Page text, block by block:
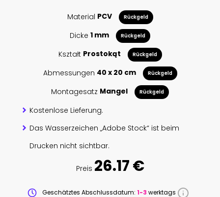
Material PCV Rückgeld
Dicke 1 mm Rückgeld
Kształt Prostokąt Rückgeld
Abmessungen 40 x 20 cm Rückgeld
Montagesatz Mangel Rückgeld
Kostenlose Lieferung.
Das Wasserzeichen „Adobe Stock“ ist beim
Drucken nicht sichtbar.
Preis 26.17 €
Geschätztes Abschlussdatum: 1-3 werktags